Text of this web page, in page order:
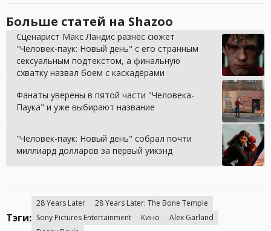
Больше статей на Shazoo
Сценарист Макс Ландис разнёс сюжет
"Человек-паук: Новый день" с его странным
сексуальным подтекстом, а финальную
схватку назвал боем с каскадёрами
Фанаты уверены в пятой части "Человека-
Паука" и уже выбирают название
"Человек-паук: Новый день" собрал почти
миллиард долларов за первый уикэнд
Тэги:
28 Years Later
28 Years Later: The Bone Temple
Sony Pictures Entertainment
Кино
Alex Garland